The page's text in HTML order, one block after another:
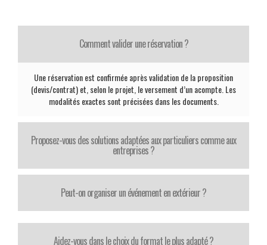
Comment valider une réservation ?
Une réservation est confirmée après validation de la proposition
(devis/contrat) et, selon le projet, le versement d’un acompte. Les
modalités exactes sont précisées dans les documents.
Proposez-vous des solutions adaptées aux particuliers comme aux
entreprises ?
Peut-on organiser un événement en extérieur ?
Aidez-vous dans le choix du format le plus adapté ?